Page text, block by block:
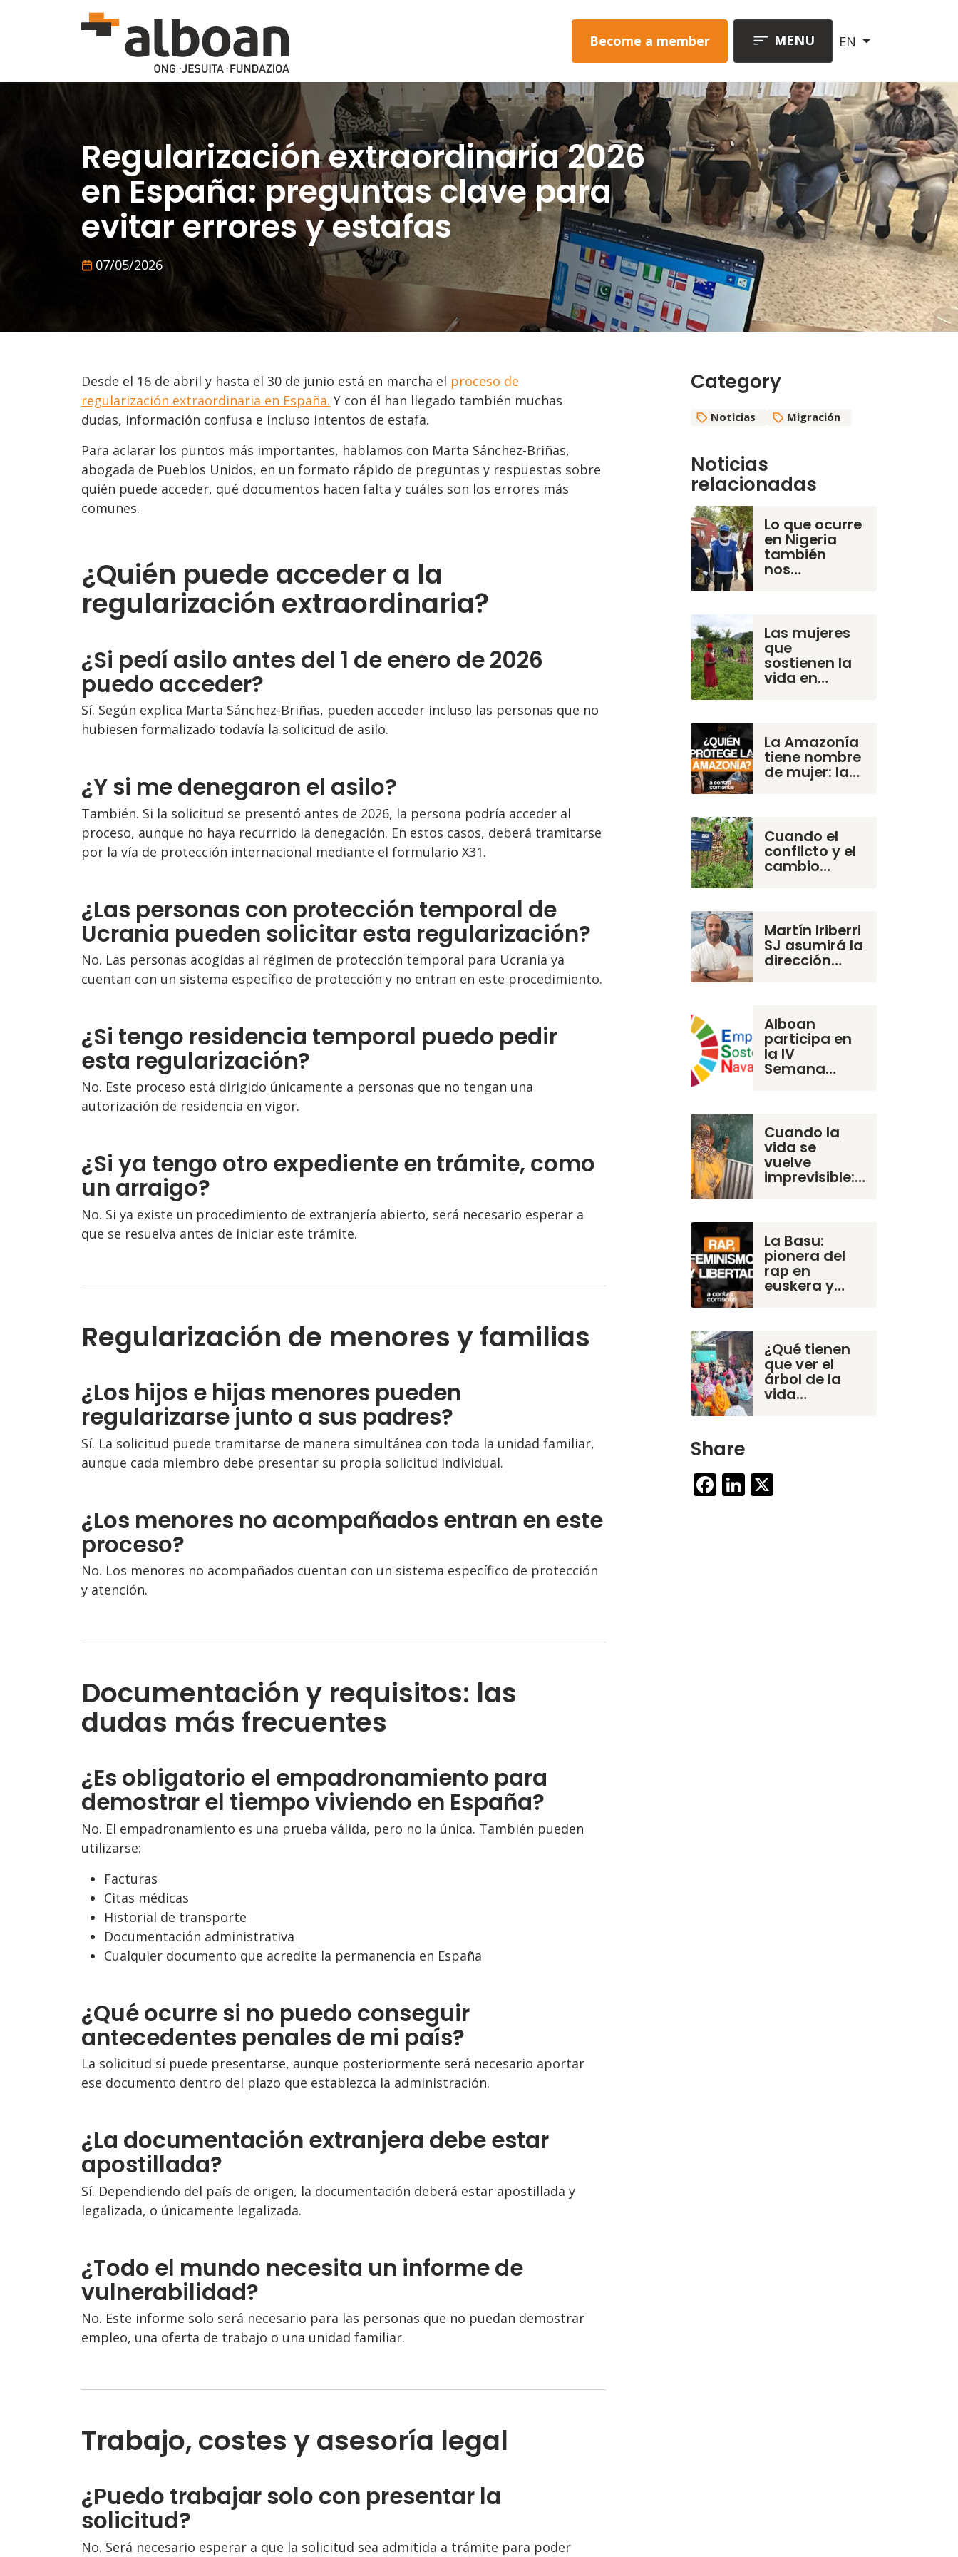
Skip to main content
Become a member
EN
MENU
Regularización extraordinaria 2026
en España: preguntas clave para
evitar errores y estafas
07/05/2026
Desde el 16 de abril y hasta el 30 de junio está en marcha el proceso de
regularización extraordinaria en España. Y con él han llegado también muchas
dudas, información confusa e incluso intentos de estafa.
Para aclarar los puntos más importantes, hablamos con Marta Sánchez-Briñas,
abogada de Pueblos Unidos, en un formato rápido de preguntas y respuestas sobre
quién puede acceder, qué documentos hacen falta y cuáles son los errores más
comunes.
¿Quién puede acceder a la
regularización extraordinaria?
¿Si pedí asilo antes del 1 de enero de 2026
puedo acceder?
Sí. Según explica Marta Sánchez-Briñas, pueden acceder incluso las personas que no
hubiesen formalizado todavía la solicitud de asilo.
¿Y si me denegaron el asilo?
También. Si la solicitud se presentó antes de 2026, la persona podría acceder al
proceso, aunque no haya recurrido la denegación. En estos casos, deberá tramitarse
por la vía de protección internacional mediante el formulario X31.
¿Las personas con protección temporal de
Ucrania pueden solicitar esta regularización?
No. Las personas acogidas al régimen de protección temporal para Ucrania ya
cuentan con un sistema específico de protección y no entran en este procedimiento.
¿Si tengo residencia temporal puedo pedir
esta regularización?
No. Este proceso está dirigido únicamente a personas que no tengan una
autorización de residencia en vigor.
¿Si ya tengo otro expediente en trámite, como
un arraigo?
No. Si ya existe un procedimiento de extranjería abierto, será necesario esperar a
que se resuelva antes de iniciar este trámite.
Regularización de menores y familias
¿Los hijos e hijas menores pueden
regularizarse junto a sus padres?
Sí. La solicitud puede tramitarse de manera simultánea con toda la unidad familiar,
aunque cada miembro debe presentar su propia solicitud individual.
¿Los menores no acompañados entran en este
proceso?
No. Los menores no acompañados cuentan con un sistema específico de protección
y atención.
Documentación y requisitos: las
dudas más frecuentes
¿Es obligatorio el empadronamiento para
demostrar el tiempo viviendo en España?
No. El empadronamiento es una prueba válida, pero no la única. También pueden
utilizarse:
Facturas
Citas médicas
Historial de transporte
Documentación administrativa
Cualquier documento que acredite la permanencia en España
¿Qué ocurre si no puedo conseguir
antecedentes penales de mi país?
La solicitud sí puede presentarse, aunque posteriormente será necesario aportar
ese documento dentro del plazo que establezca la administración.
¿La documentación extranjera debe estar
apostillada?
Sí. Dependiendo del país de origen, la documentación deberá estar apostillada y
legalizada, o únicamente legalizada.
¿Todo el mundo necesita un informe de
vulnerabilidad?
No. Este informe solo será necesario para las personas que no puedan demostrar
empleo, una oferta de trabajo o una unidad familiar.
Trabajo, costes y asesoría legal
¿Puedo trabajar solo con presentar la
solicitud?
No. Será necesario esperar a que la solicitud sea admitida a trámite para poder
Category
Noticias Migración
Noticias
relacionadas
Lo que ocurre
en Nigeria
también
nos…
Las mujeres
que
sostienen la
vida en…
La Amazonía
tiene nombre
de mujer: la…
Cuando el
conflicto y el
cambio…
Martín Iriberri
SJ asumirá la
dirección…
Alboan
participa en
la IV
Semana…
Cuando la
vida se
vuelve
imprevisible:…
La Basu:
pionera del
rap en
euskera y…
¿Qué tienen
que ver el
árbol de la
vida…
Share
Facebook
LinkedIn